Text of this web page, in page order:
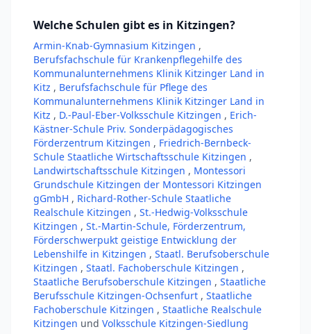
Welche Schulen gibt es in Kitzingen?
Armin-Knab-Gymnasium Kitzingen ,
Berufsfachschule für Krankenpflegehilfe des
Kommunalunternehmens Klinik Kitzinger Land in
Kitz , Berufsfachschule für Pflege des
Kommunalunternehmens Klinik Kitzinger Land in
Kitz , D.-Paul-Eber-Volksschule Kitzingen , Erich-
Kästner-Schule Priv. Sonderpädagogisches
Förderzentrum Kitzingen , Friedrich-Bernbeck-
Schule Staatliche Wirtschaftsschule Kitzingen ,
Landwirtschaftsschule Kitzingen , Montessori
Grundschule Kitzingen der Montessori Kitzingen
gGmbH , Richard-Rother-Schule Staatliche
Realschule Kitzingen , St.-Hedwig-Volksschule
Kitzingen , St.-Martin-Schule, Förderzentrum,
Förderschwerpukt geistige Entwicklung der
Lebenshilfe in Kitzingen , Staatl. Berufsoberschule
Kitzingen , Staatl. Fachoberschule Kitzingen ,
Staatliche Berufsoberschule Kitzingen , Staatliche
Berufsschule Kitzingen-Ochsenfurt , Staatliche
Fachoberschule Kitzingen , Staatliche Realschule
Kitzingen und Volksschule Kitzingen-Siedlung